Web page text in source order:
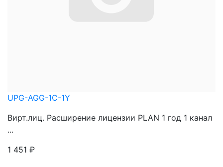
UPG-AGG-1C-1Y
Вирт.лиц. Расширение лицензии PLAN 1 год 1 канал
...
1 451 ₽